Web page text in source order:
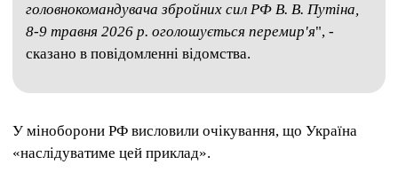
головнокомандувача збройних сил РФ В. В. Путіна,
8-9 травня 2026 р. оголошується перемир'я", -
сказано в повідомленні відомства.
У міноборони РФ висловили очікування, що Україна
«наслідуватиме цей приклад».